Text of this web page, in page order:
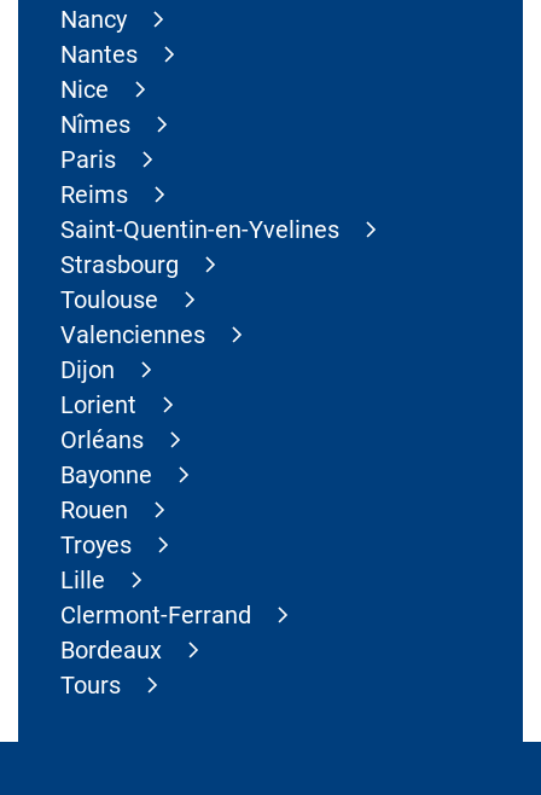
Nancy
Nantes
Nice
Nîmes
Paris
Reims
Saint-Quentin-en-Yvelines
Strasbourg
Toulouse
Valenciennes
Dijon
Lorient
Orléans
Bayonne
Rouen
Troyes
Lille
Clermont-Ferrand
Bordeaux
Tours